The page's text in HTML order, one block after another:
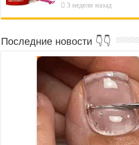
3 недели назад
Последние новости 👇👇